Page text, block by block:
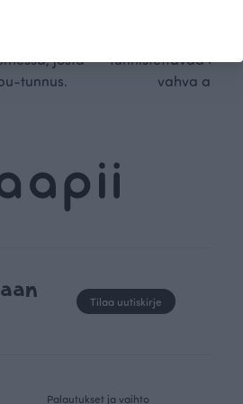
josta
tunnus.
tunnistettavaa
vahva
Tilaa uutiskirje
Palautukset ja vaihto